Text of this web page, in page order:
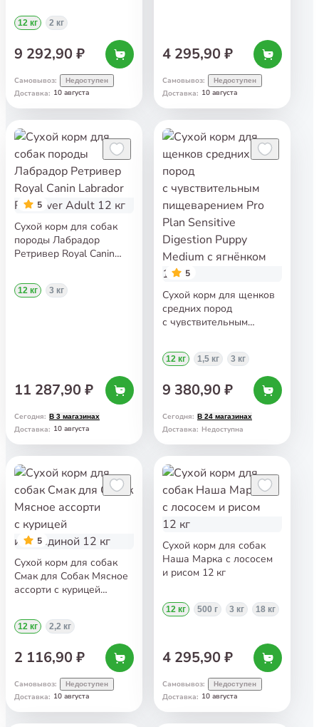
Line Hypoallergenic
со свининой, олениной
12 кг 2 кг
9 292,90 ₽
Самовывоз: Недоступен
Доставка: 10 августа
4 295,90 ₽
Самовывоз: Недоступен
Доставка: 10 августа
5
Сухой корм для собак
породы Лабрадор
Ретривер Royal Canin
12 кг
12 кг 3 кг
11 287,90 ₽
Сегодня: В 3 магазинах
Доставка: 10 августа
5
Сухой корм для щенков
средних пород
с чувствительным
Sensitive Digestion Puppy
Medium с ягнёнком 12 кг
12 кг 1,5 кг 3 кг
9 380,90 ₽
Сегодня: В 24 магазинах
Доставка: Недоступна
5
Сухой корм для собак
Смак для Собак Мясное
ассорти с курицей
12 кг 2,2 кг
2 116,90 ₽
Самовывоз: Недоступен
Доставка: 10 августа
Сухой корм для собак
Наша Марка с лососем
и рисом 12 кг
12 кг 500 г 3 кг 18 кг
4 295,90 ₽
Самовывоз: Недоступен
Доставка: 10 августа